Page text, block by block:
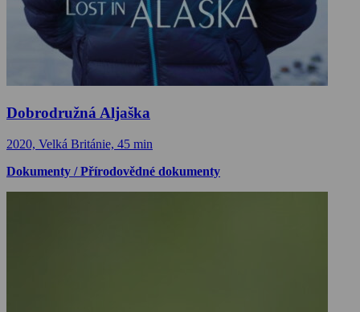
Dobrodružná Aljaška
2020, Velká Británie, 45 min
Dokumenty / Přírodovědné dokumenty